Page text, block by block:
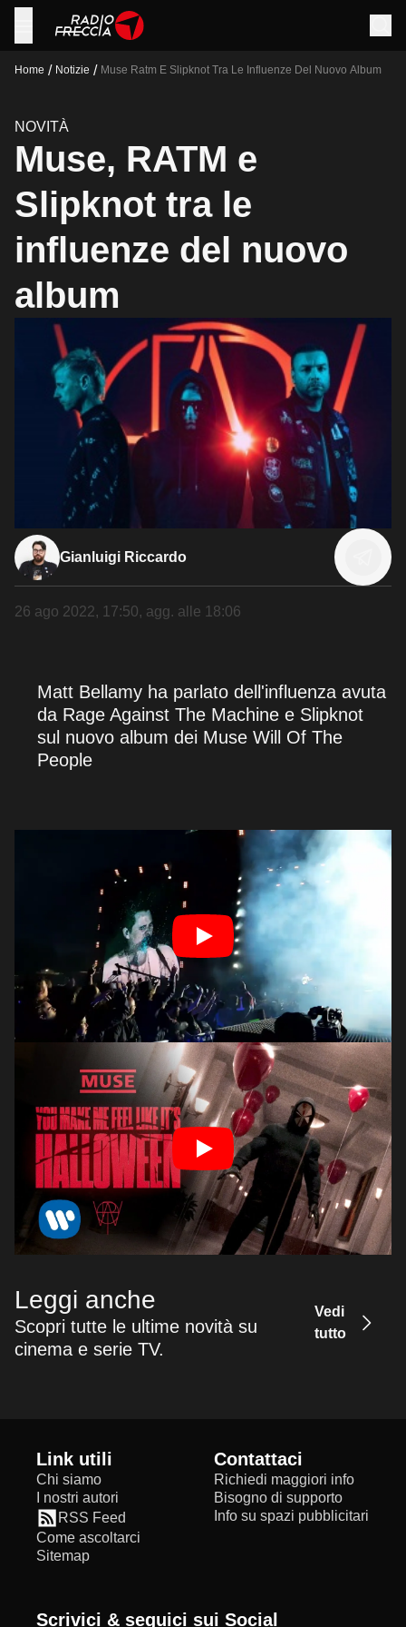
Home / Notizie / Muse Ratm E Slipknot Tra Le Influenze Del Nuovo Album
NOVITÀ
Muse, RATM e
Slipknot tra le
influenze del nuovo
album
Gianluigi Riccardo
26 ago 2022, 17:50, agg. alle 18:06
Matt Bellamy ha parlato dell'influenza avuta
da Rage Against The Machine e Slipknot
sul nuovo album dei Muse Will Of The
People
Leggi anche
Scopri tutte le ultime novità su
cinema e serie TV.
Vedi
tutto
Link utili
Chi siamo
I nostri autori
RSS Feed
Come ascoltarci
Sitemap
Contattaci
Richiedi maggiori info
Bisogno di supporto
Info su spazi pubblicitari
Scrivici & seguici sui Social